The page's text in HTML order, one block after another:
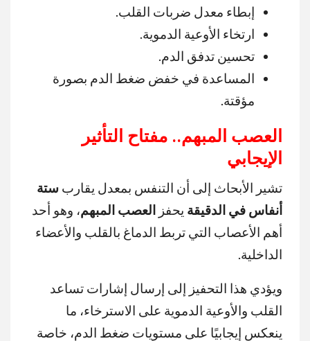
إبطاء معدل ضربات القلب.
ارتخاء الأوعية الدموية.
تحسين تدفق الدم.
المساعدة في خفض ضغط الدم بصورة
مؤقتة.
العصب المبهم.. مفتاح التأثير
الإيجابي
تشير الأبحاث إلى أن التنفس بمعدل يقارب ستة
أنفاس في الدقيقة يحفز العصب المبهم، وهو أحد
أهم الأعصاب التي تربط الدماغ بالقلب والأعضاء
الداخلية.
ويؤدي هذا التحفيز إلى إرسال إشارات تساعد
القلب والأوعية الدموية على الاسترخاء، ما
ينعكس إيجابيًا على مستويات ضغط الدم، خاصة